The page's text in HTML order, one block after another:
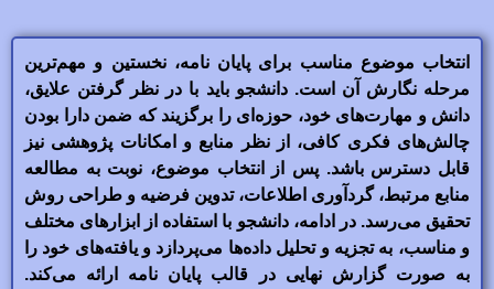
انتخاب موضوع مناسب برای پایان نامه، نخستین و مهم‌ترین
مرحله نگارش آن است. دانشجو باید با در نظر گرفتن علایق،
دانش و مهارت‌های خود، حوزه‌ای را برگزیند که ضمن دارا بودن
چالش‌های فکری کافی، از نظر منابع و امکانات پژوهشی نیز
قابل دسترس باشد. پس از انتخاب موضوع، نوبت به مطالعه
منابع مرتبط، گردآوری اطلاعات، تدوین فرضیه و طراحی روش
تحقیق می‌رسد. در ادامه، دانشجو با استفاده از ابزارهای مختلف
و مناسب، به تجزیه و تحلیل داده‌ها می‌پردازد و یافته‌های خود را
به صورت گزارش نهایی در قالب پایان نامه ارائه می‌کند.